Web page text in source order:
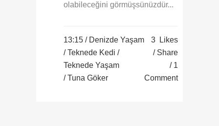
olabileceğini görmüşsünüzdür...
13:15 / Denizde Yaşam
/Teknede Kedi /
Teknede Yaşam
/ Tuna Göker
3 Likes
Share
1
Comment